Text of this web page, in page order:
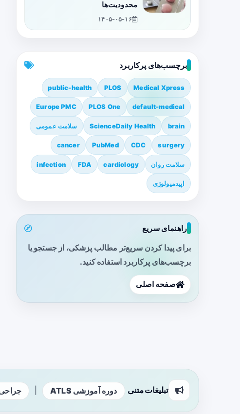
محدودیت‌ها
۱۴۰۵-۰۵-۱۶
برچسب‌های پرکاربرد
Medical Xpress
PLOS
public-health
default-medical
PLOS One
Europe PMC
brain
ScienceDaily Health سلامت عمومی
surgery
CDC
PubMed
cancer
سلامت روان cardiology
FDA
infection
اپیدمیولوژی
راهنمای سریع
برای پیدا کردن سریع‌تر مطالب پزشکی، از جستجو یا
برچسب‌های پرکاربرد استفاده کنید.
صفحه اصلی
تبلیغات متنی دوره آموزشی ATLS جراحی